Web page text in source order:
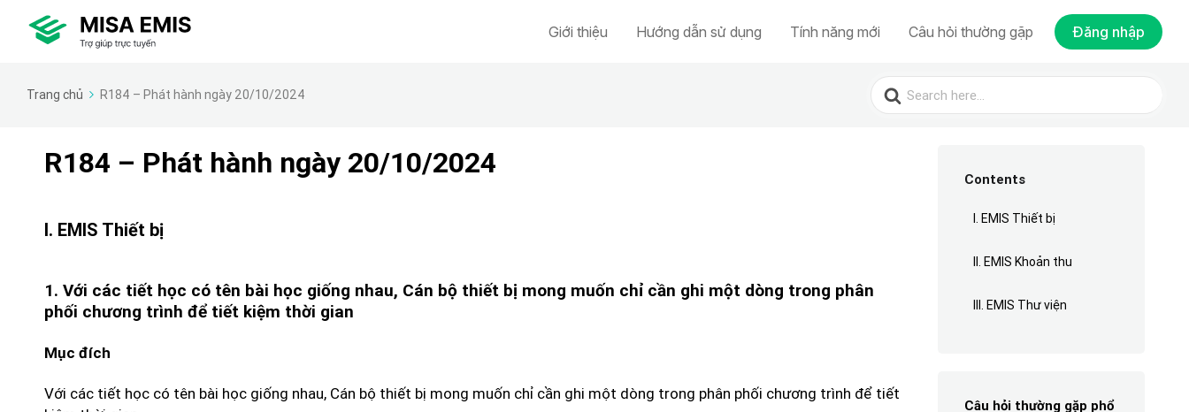
Giới thiệu Hướng dẫn sử dụng Tính năng mới Câu hỏi thường gặp Đăng nhập
Trang chủ R184 – Phát hành ngày 20/10/2024
Search
for:
R184 – Phát hành ngày 20/10/2024
I. EMIS Thiết bị
1. Với các tiết học có tên bài học giống nhau, Cán bộ thiết bị mong muốn chỉ cần ghi một dòng trong phân
phối chương trình để tiết kiệm thời gian
Mục đích
Với các tiết học có tên bài học giống nhau, Cán bộ thiết bị mong muốn chỉ cần ghi một dòng trong phân phối chương trình để tiết
Contents
I. EMIS Thiết bị
II. EMIS Khoản thu
III. EMIS Thư viện
Câu hỏi thường gặp phổ